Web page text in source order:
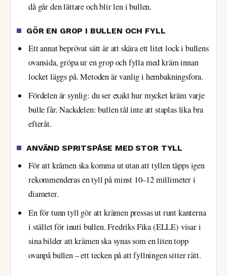
då går den lättare och blir len i bullen.
GÖR EN GROP I BULLEN OCH FYLL
Ett annat beprövat sätt är att skära ett litet lock i bullens
ovansida, gröpa ur en grop och fylla med kräm innan
locket läggs på. Metoden är vanlig i hembakningsfora.
Fördelen är synlig: du ser exakt hur mycket kräm varje
bulle får. Nackdelen: bullen tål inte att staplas lika bra
efteråt.
ANVÄND SPRITSPÅSE MED STOR TYLL
För att krämen ska komma ut utan att tyllen täpps igen
rekommenderas en tyll på minst 10–12 millimeter i
diameter.
En för tunn tyll gör att krämen pressas ut runt kanterna
i stället för inuti bullen. Fredriks Fika (ELLE) visar i
sina bilder att krämen ska synas som en liten topp
ovanpå bullen – ett tecken på att fyllningen sitter rätt.